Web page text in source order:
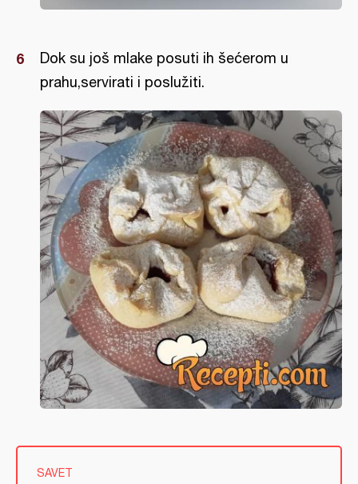
Dok su još mlake posuti ih šećerom u
prahu,servirati i poslužiti.
SAVET